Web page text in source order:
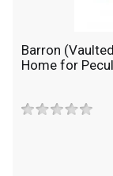
Barron
Home for